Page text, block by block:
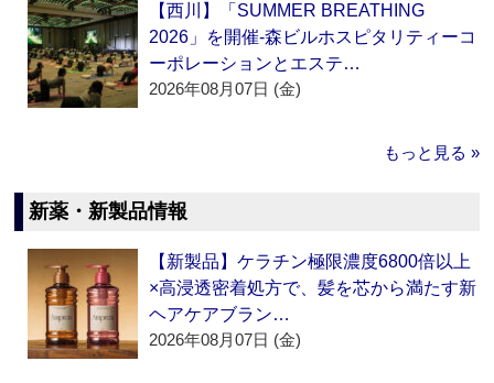
【西川】「SUMMER BREATHING
2026」を開催‐森ビルホスピタリティーコ
ーポレーションとエステ…
2026年08月07日 (金)
もっと見る »
新薬・新製品情報
【新製品】ケラチン極限濃度6800倍以上
×高浸透密着処方で、髪を芯から満たす新
ヘアケアブラン…
2026年08月07日 (金)